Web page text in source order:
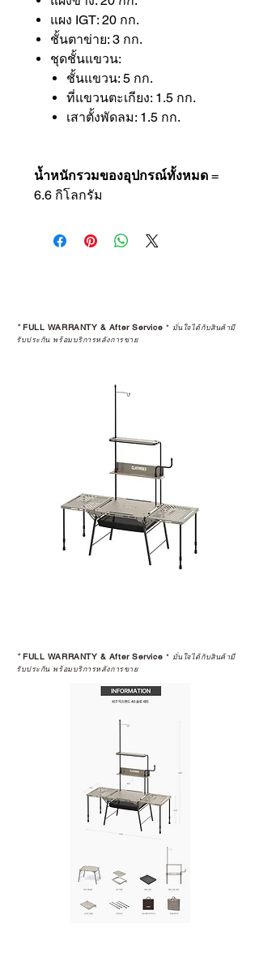
แผง IGT: 20 กก.
ชั้นตาข่าย: 3 กก.
ชุดชั้นแขวน:
ชั้นแขวน: 5 กก.
ที่แขวนตะเกียง: 1.5 กก.
เสาตั้งพัดลม: 1.5 กก.
น้ำหนักรวมของอุปกรณ์ทั้งหมด =
6.6 กิโลกรัม
*FULL WARRANTY & After Service * มั่นใจได้กับสินค้ามี
รับประกัน พร้อมบริการหลังการขาย
*FULL WARRANTY & After Service * มั่นใจได้กับสินค้ามี
รับประกัน พร้อมบริการหลังการขาย